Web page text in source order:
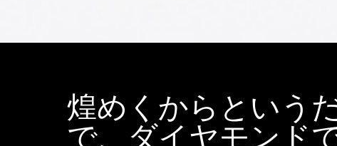
類似石、モアサナ
ラボラトリー グ
煌めくからという
で、ダイヤモンド